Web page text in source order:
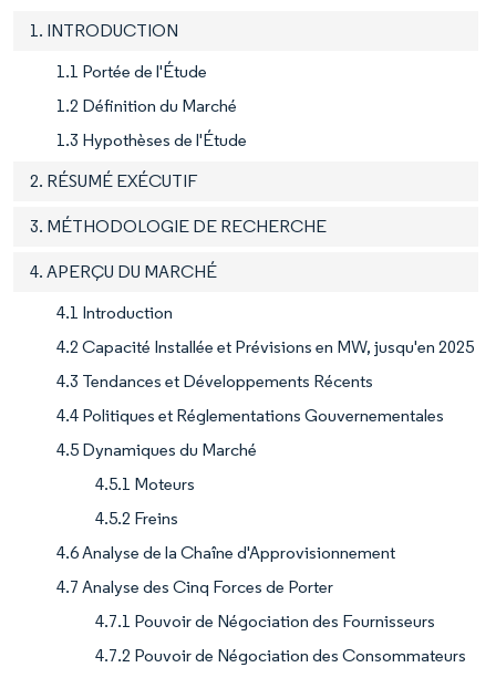
1. INTRODUCTION
1.1 Portée de l'Étude
1.2 Définition du Marché
1.3 Hypothèses de l'Étude
2. RÉSUMÉ EXÉCUTIF
3. MÉTHODOLOGIE DE RECHERCHE
4. APERÇU DU MARCHÉ
4.1 Introduction
4.2 Capacité Installée et Prévisions en MW, jusqu'en 2025
4.3 Tendances et Développements Récents
4.4 Politiques et Réglementations Gouvernementales
4.5 Dynamiques du Marché
4.5.1 Moteurs
4.5.2 Freins
4.6 Analyse de la Chaîne d'Approvisionnement
4.7 Analyse des Cinq Forces de Porter
4.7.1 Pouvoir de Négociation des Fournisseurs
4.7.2 Pouvoir de Négociation des Consommateurs